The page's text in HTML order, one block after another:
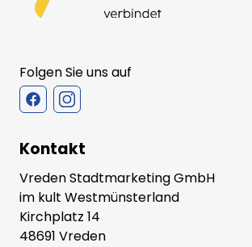
Folgen Sie uns auf
Kontakt
Vreden Stadtmarketing GmbH
im kult Westmünsterland
Kirchplatz 14
48691 Vreden